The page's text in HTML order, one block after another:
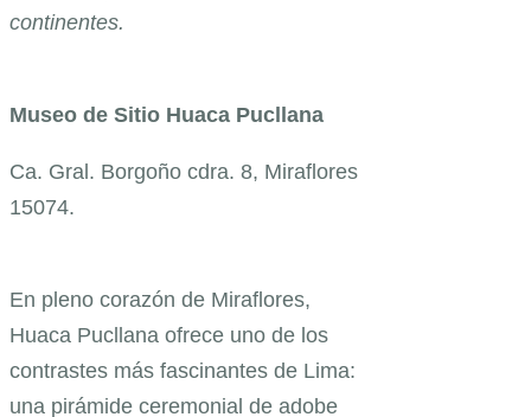
continentes.
Museo de Sitio Huaca Pucllana
Ca. Gral. Borgoño cdra. 8, Miraflores
15074.
En pleno corazón de Miraflores,
Huaca Pucllana ofrece uno de los
contrastes más fascinantes de Lima:
una pirámide ceremonial de adobe